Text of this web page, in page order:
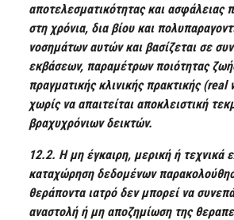
αποτελεσματικότητας και ασφάλειας
στη χρόνια, δια βίου και
νοσημάτων αυτών και βασίζεται σε
εκβάσεων, παραμέτρων ποιότητας
πραγματικής κλινικής πρακτικής
χωρίς να απαιτείται αποκλειστική
βραχυχρόνιων δεικτών.
12.2. Η μη έγκαιρη, μερική ή τεχνικά
καταχώρηση δεδομένων
θεράποντα ιατρό δεν μπορεί να
αναστολή ή μη αποζημίωση της